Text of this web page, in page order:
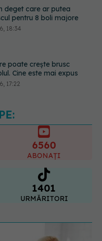
poate crește brusc
Cine este mai expus
ajută organismul să
Poate regla
6560
ABONAȚI
1401
URMĂRITORI